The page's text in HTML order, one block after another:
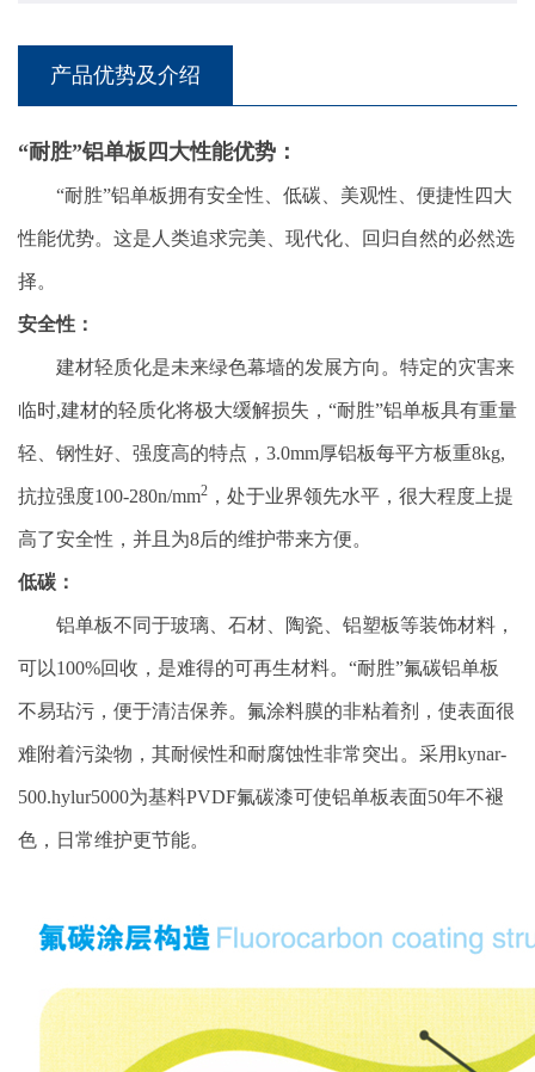
产品优势及介绍
“耐胜”铝单板四大性能优势：
“耐胜”铝单板拥有安全性、低碳、美观性、便捷性四大
性能优势。这是人类追求完美、现代化、回归自然的必然选
择。
安全性：
建材轻质化是未来绿色幕墙的发展方向。特定的灾害来
临时,建材的轻质化将极大缓解损失，“耐胜”铝单板具有重量
轻、钢性好、强度高的特点，3.0mm厚铝板每平方板重8kg,
抗拉强度100-280n/mm2 ，处于业界领先水平，很大程度上提
高了安全性，并且为8后的维护带来方便。
低碳：
铝单板不同于玻璃、石材、陶瓷、铝塑板等装饰材料，
可以100%回收，是难得的可再生材料。“耐胜”氟碳铝单板
不易玷污，便于清洁保养。氟涂料膜的非粘着剂，使表面很
难附着污染物，其耐候性和耐腐蚀性非常突出。采用kynar-
500.hylur5000为基料PVDF氟碳漆可使铝单板表面50年不褪
色，日常维护更节能。